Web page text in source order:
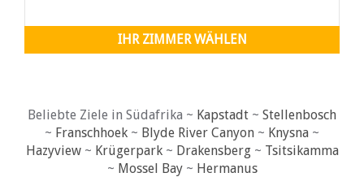
IHR ZIMMER WÄHLEN
Beliebte Ziele in Südafrika ~ Kapstadt ~ Stellenbosch
~ Franschhoek ~ Blyde River Canyon ~ Knysna ~
Hazyview~ Krügerpark~ Drakensberg~ Tsitsikamma
~ Mossel Bay~ Hermanus